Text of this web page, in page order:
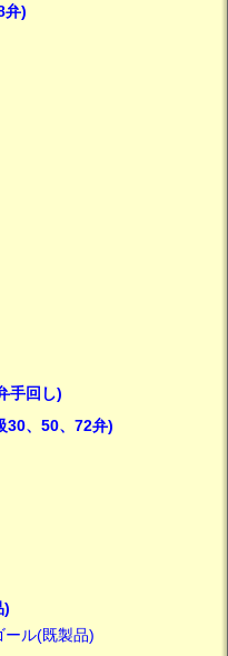
弁)
手回し)
30、50、72弁)
)
ール(既製品)